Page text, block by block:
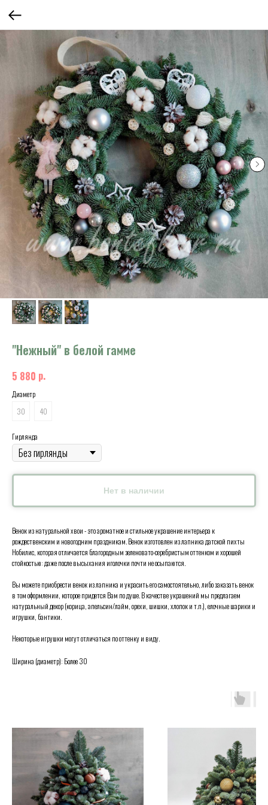
"Нежный" в белой гамме
5 880 р.
Диаметр
30
40
Гирлянда
Нет в наличии
Венок из натуральной хвои - это ароматное и стильное украшение интерьера к
рождественским и новогодним праздникам. Венок изготовлен из лапника датской пихты
Нобилис, которая отличается благородным зеленовато-серебристым оттенком и хорошей
стойкостью: даже после высыхания иголочки почти не осыпаются.
Вы можете приобрести венок из лапника и украсить его самостоятельно, либо заказать венок
в том оформлении, которое придется Вам по душе. В качестве украшений мы предлагаем
натуральный декор (корица, апельсин/лайм, орехи, шишки, хлопок и т.п.), елочные шарики и
игрушки, бантики.
Некоторые игрушки могут отличаться по оттенку и виду.
Ширина (диаметр): Более 30